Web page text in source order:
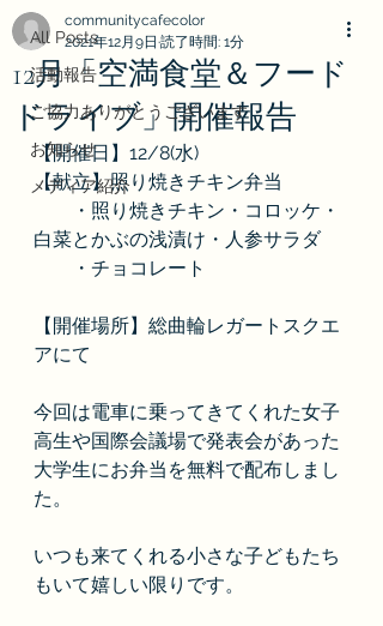
All Posts
活動報告
ご協力ありがとうございます
お知らせ
メディア紹介
12月「空満食堂＆フード
ドライブ」開催報告
communitycafecolor
2021年12月9日 読了時間: 1分
【開催日】12/8(水)
【献立】照り焼きチキン弁当
・照り焼きチキン・コロッケ・
白菜とかぶの浅漬け・人参サラダ
・チョコレート
【開催場所】総曲輪レガートスクエ
アにて
今回は電車に乗ってきてくれた女子
高生や国際会議場で発表会があった
大学生にお弁当を無料で配布しまし
た。
いつも来てくれる小さな子どもたち
もいて嬉しい限りです。